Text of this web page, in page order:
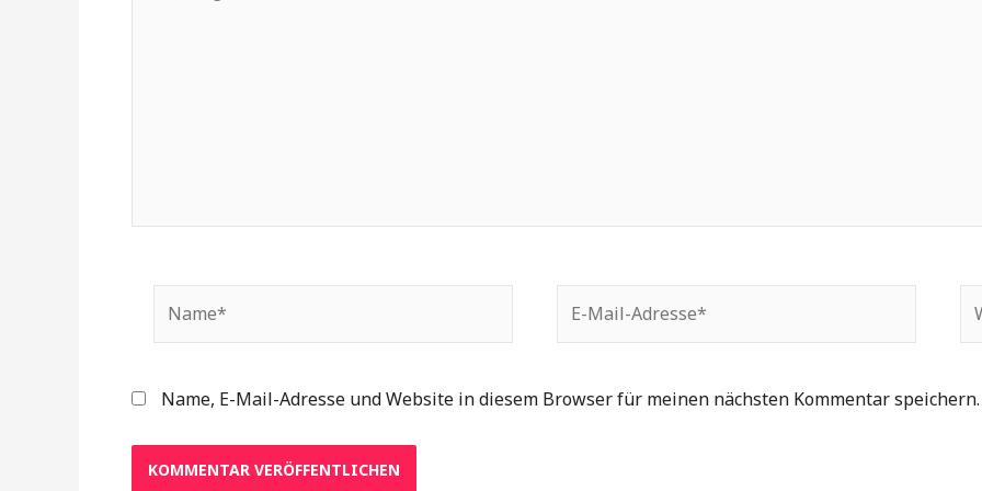
Mail-
Name, E-Mail-Adresse und Website in diesem Browser für meinen nächsten Kommentar speichern.